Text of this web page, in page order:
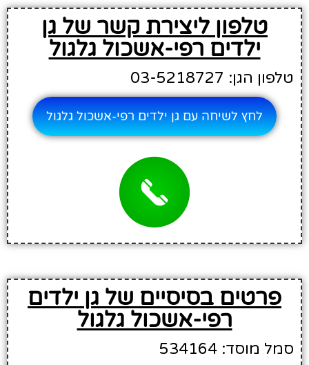
טלפון ליצירת קשר של גן
ילדים רפי-אשכול גלגול
טלפון הגן: 03-5218727
לחץ לשיחה עם גן ילדים רפי-אשכול גלגול
פרטים בסיסיים של גן ילדים
רפי-אשכול גלגול
סמל מוסד: 534164